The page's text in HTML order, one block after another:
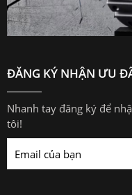
ĐĂNG KÝ NHẬN ƯU
Nhanh tay đăng ký để
tôi!